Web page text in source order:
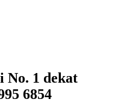
No. 1 dekat
6854